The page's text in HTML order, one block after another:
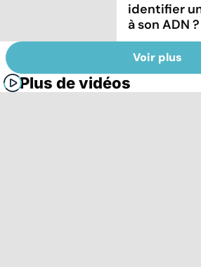
identifier
à son ADN ?
Voir plus
Plus de vidéos